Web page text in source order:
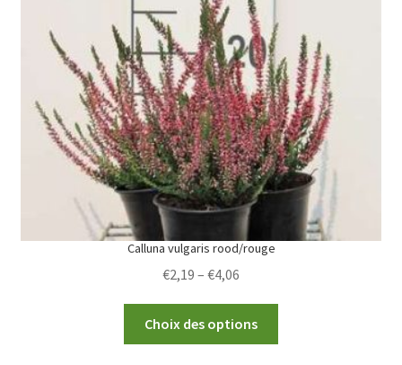
may
be
chosen
on
the
product
page
Calluna vulgaris rood/rouge
€2,19 – €4,06
€2,19
through
Choix des options